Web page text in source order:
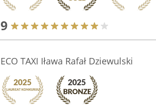
9
ECO TAXI Iława Rafał Dziewulski